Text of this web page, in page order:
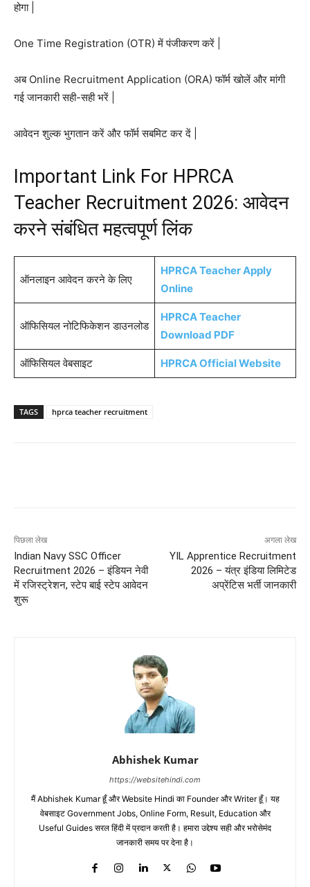
होगा |
One Time Registration (OTR) में पंजीकरण करें |
अब Online Recruitment Application (ORA) फॉर्म खोलें और मांगी
गई जानकारी सही-सही भरें |
आवेदन शुल्क भुगतान करें और फॉर्म सबमिट कर दें |
Important Link For HPRCA
Teacher Recruitment 2026: आवेदन
करने संबंधित महत्वपूर्ण लिंक
ऑनलाइन आवेदन करने के लिए
HPRCA Teacher Apply
Online
ऑफिसियल नोटिफिकेशन डाउनलोड
HPRCA Teacher
Download PDF
ऑफिसियल वेबसाइट HPRCA Official Website
TAGS hprca teacher recruitment
पिछला लेख
Indian Navy SSC Officer
Recruitment 2026 – इंडियन नेवी
में रजिस्ट्रेशन, स्टेप बाई स्टेप आवेदन
शुरू
अगला लेख
YIL Apprentice Recruitment
2026 – यंत्र इंडिया लिमिटेड
अप्रेंटिस भर्ती जानकारी
Abhishek Kumar
https://websitehindi.com
मैं Abhishek Kumar हूँ और Website Hindi का Founder और Writer हूँ। यह
वेबसाइट Government Jobs, Online Form, Result, Education और
Useful Guides सरल हिंदी में प्रदान करती है। हमारा उद्देश्य सही और भरोसेमंद
जानकारी समय पर देना है।